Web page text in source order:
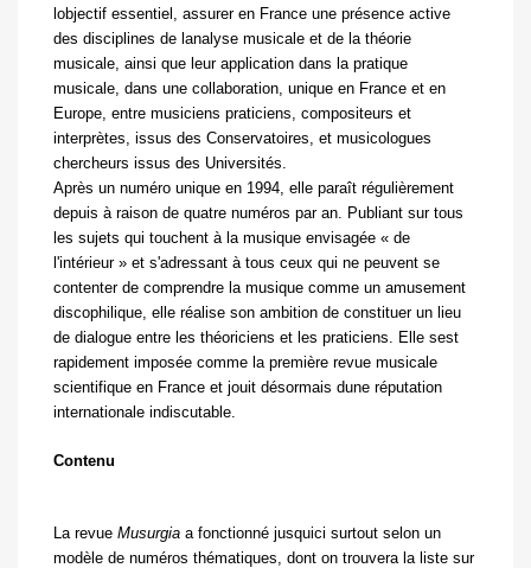
lobjectif essentiel, assurer en France une présence active
des disciplines de lanalyse musicale et de la théorie
musicale, ainsi que leur application dans la pratique
musicale, dans une collaboration, unique en France et en
Europe, entre musiciens praticiens, compositeurs et
interprètes, issus des Conservatoires, et musicologues
chercheurs issus des Universités.
Après un numéro unique en 1994, elle paraît régulièrement
depuis à raison de quatre numéros par an. Publiant sur tous
les sujets qui touchent à la musique envisagée « de
l'intérieur » et s'adressant à tous ceux qui ne peuvent se
contenter de comprendre la musique comme un amusement
discophilique, elle réalise son ambition de constituer un lieu
de dialogue entre les théoriciens et les praticiens. Elle sest
rapidement imposée comme la première revue musicale
scientifique en France et jouit désormais dune réputation
internationale indiscutable.
Contenu
La revue Musurgia a fonctionné jusquici surtout selon un
modèle de numéros thématiques, dont on trouvera la liste sur